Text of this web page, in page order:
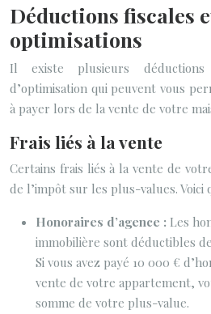
Déductions fiscales
optimisations
Il existe plusieurs
d’optimisation qui peuvent vous
à payer lors de la vente de votre
Frais liés à la vente
Certains frais liés à la vente de
de l’impôt sur les plus-values. Voici
Honoraires d’agence : Les
immobilière sont déductibles
Si vous avez payé 10 000 €
vente de votre appartement,
somme de votre plus-value.